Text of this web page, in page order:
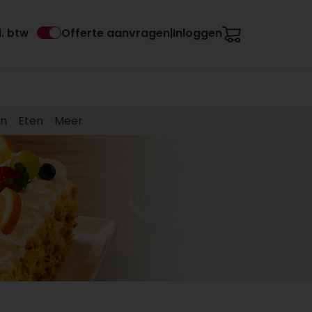
btw Offerte aanvragen Inloggen
Eten Meer